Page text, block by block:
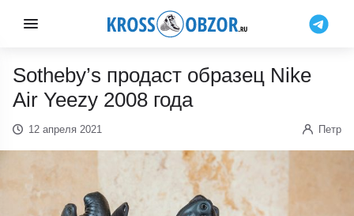
Sotheby’s продаст образец Nike
Air Yeezy 2008 года
12 апреля 2021 Петр